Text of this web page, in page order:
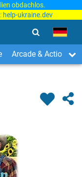
obdachlos.
help-ukraine.dev
Arcade & Action